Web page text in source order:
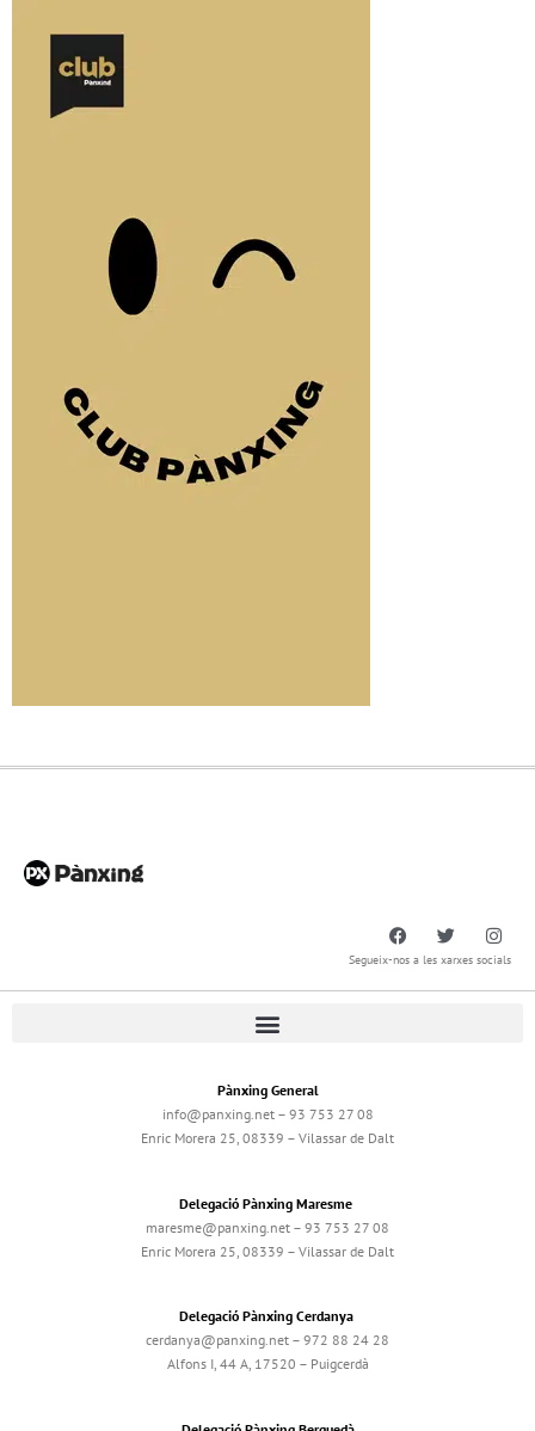
Segueix-nos a les xarxes socials
Pànxing General
info@panxing.net – 93 753 27 08
Enric Morera 25, 08339 – Vilassar de Dalt
Delegació Pànxing Maresme
maresme@panxing.net – 93 753 27 08
Enric Morera 25, 08339 – Vilassar de Dalt
Delegació Pànxing Cerdanya
cerdanya@panxing.net – 972 88 24 28
Alfons I, 44 A, 17520 – Puigcerdà